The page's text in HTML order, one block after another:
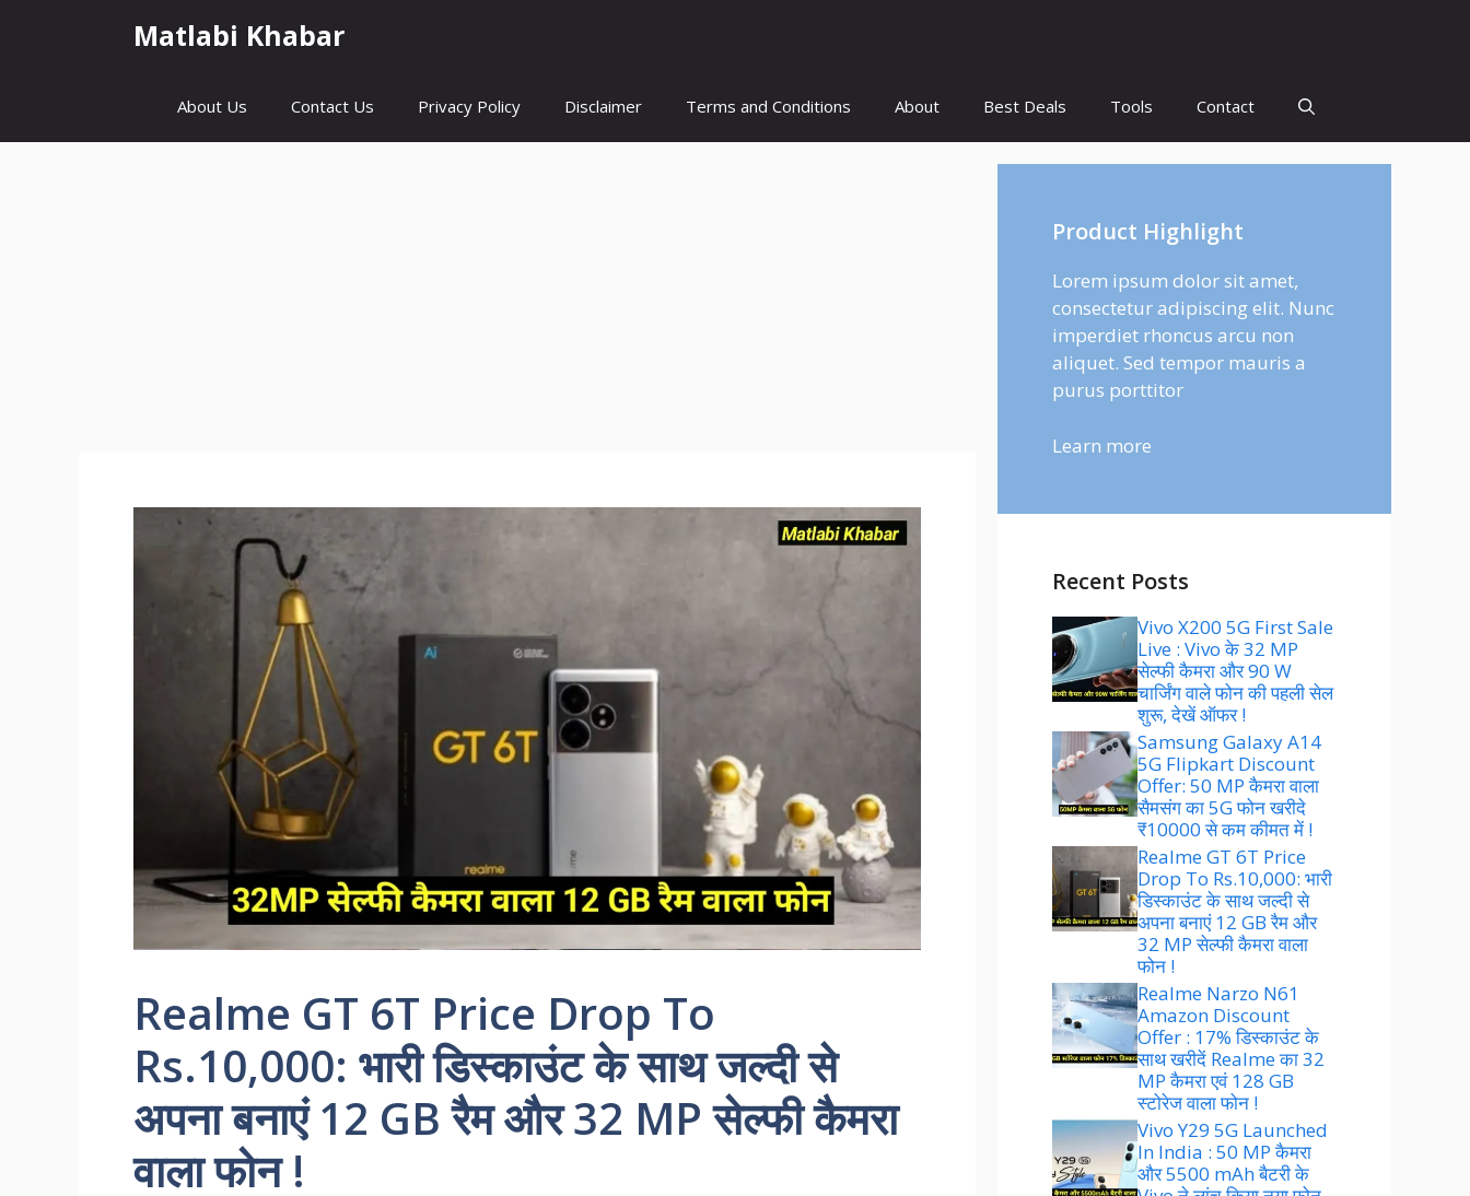
Matlabi Khabar
About Us Contact Us Privacy Policy Disclaimer Terms and Conditions About Best Deals Tools Contact
Realme GT 6T Price Drop To
Rs.10,000: भारी डिस्काउंट के साथ जल्दी से
अपना बनाएं 12 GB रैम और 32 MP सेल्फी कैमरा
वाला फोन !
Product Highlight
Lorem ipsum dolor sit amet,
consectetur adipiscing elit. Nunc
imperdiet rhoncus arcu non
aliquet. Sed tempor mauris a
purus porttitor
Learn more
Recent Posts
Vivo X200 5G First Sale
Live : Vivo के 32 MP
सेल्फी कैमरा और 90 W
चार्जिंग वाले फोन की पहली सेल
शुरू, देखें ऑफर !
Samsung Galaxy A14
5G Flipkart Discount
Offer: 50 MP कैमरा वाला
सैमसंग का 5G फोन खरीदे
₹10000 से कम कीमत में !
Realme GT 6T Price
Drop To Rs.10,000: भारी
डिस्काउंट के साथ जल्दी से
अपना बनाएं 12 GB रैम और
32 MP सेल्फी कैमरा वाला
फोन !
Realme Narzo N61
Amazon Discount
Offer : 17% डिस्काउंट के
साथ खरीदें Realme का 32
MP कैमरा एवं 128 GB
स्टोरेज वाला फोन !
Vivo Y29 5G Launched
In India : 50 MP कैमरा
और 5500 mAh बैटरी के